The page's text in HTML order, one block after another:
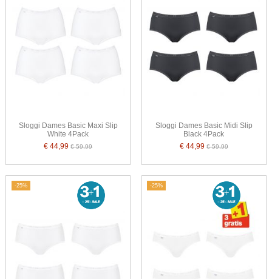
Sloggi Dames Basic Maxi Slip
White 4Pack
€ 44,99€ 59,99
Sloggi Dames Basic Midi Slip
Black 4Pack
€ 44,99€ 59,99
-25% -25%